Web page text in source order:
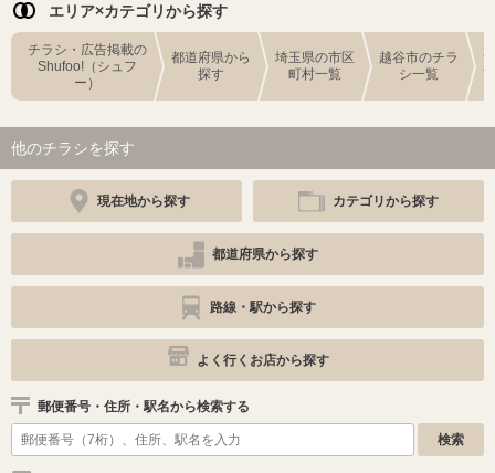
エリア×カテゴリから探す
チラシ・広告掲載の
Shufoo!（シュフ
ー）
都道府県から
探す
埼玉県の市区
町村一覧
越谷市のチラ
シ一覧
他のチラシを探す
現在地から探す カテゴリから探す
都道府県から探す
路線・駅から探す
よく行くお店から探す
郵便番号・住所・駅名から検索する